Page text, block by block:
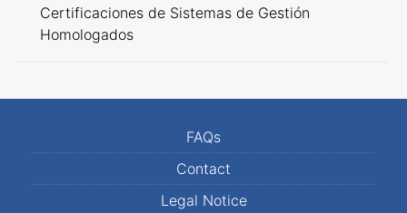
Certificaciones de Sistemas de Gestión
Homologados
FAQs
Contact
Legal Notice